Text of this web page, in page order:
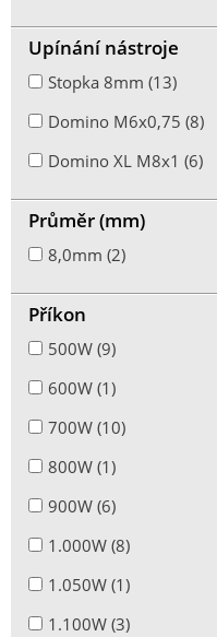
Upínání nástroje
Stopka 8mm (13)
Domino M6x0,75 (8)
Domino XL M8x1 (6)
Průměr (mm)
8,0mm (2)
Příkon
500W (9)
600W (1)
700W (10)
800W (1)
900W (6)
1.000W (8)
1.050W (1)
1.100W (3)